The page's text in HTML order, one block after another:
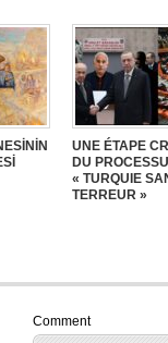
UNE ÉTAPE
DU
« TURQUIE
TERREUR »
Comment